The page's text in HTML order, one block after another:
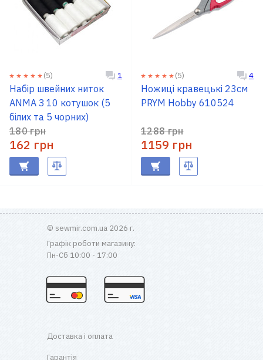
(5) 1
Набір швейних ниток
ANMA З 10 котушок (5
білих та 5 чорних)
180 грн
162 грн
(5) 4
Ножиці кравецькі 23см
PRYM Hobby 610524
1288 грн
1159 грн
© sewmir.com.ua 2026 г.
Графік роботи магазину:
Пн-Сб 10:00 - 17:00
Доставка і оплата
Гарантія